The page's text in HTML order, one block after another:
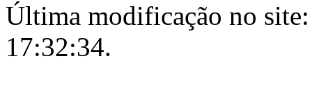
Última modificação no
17:32:34.